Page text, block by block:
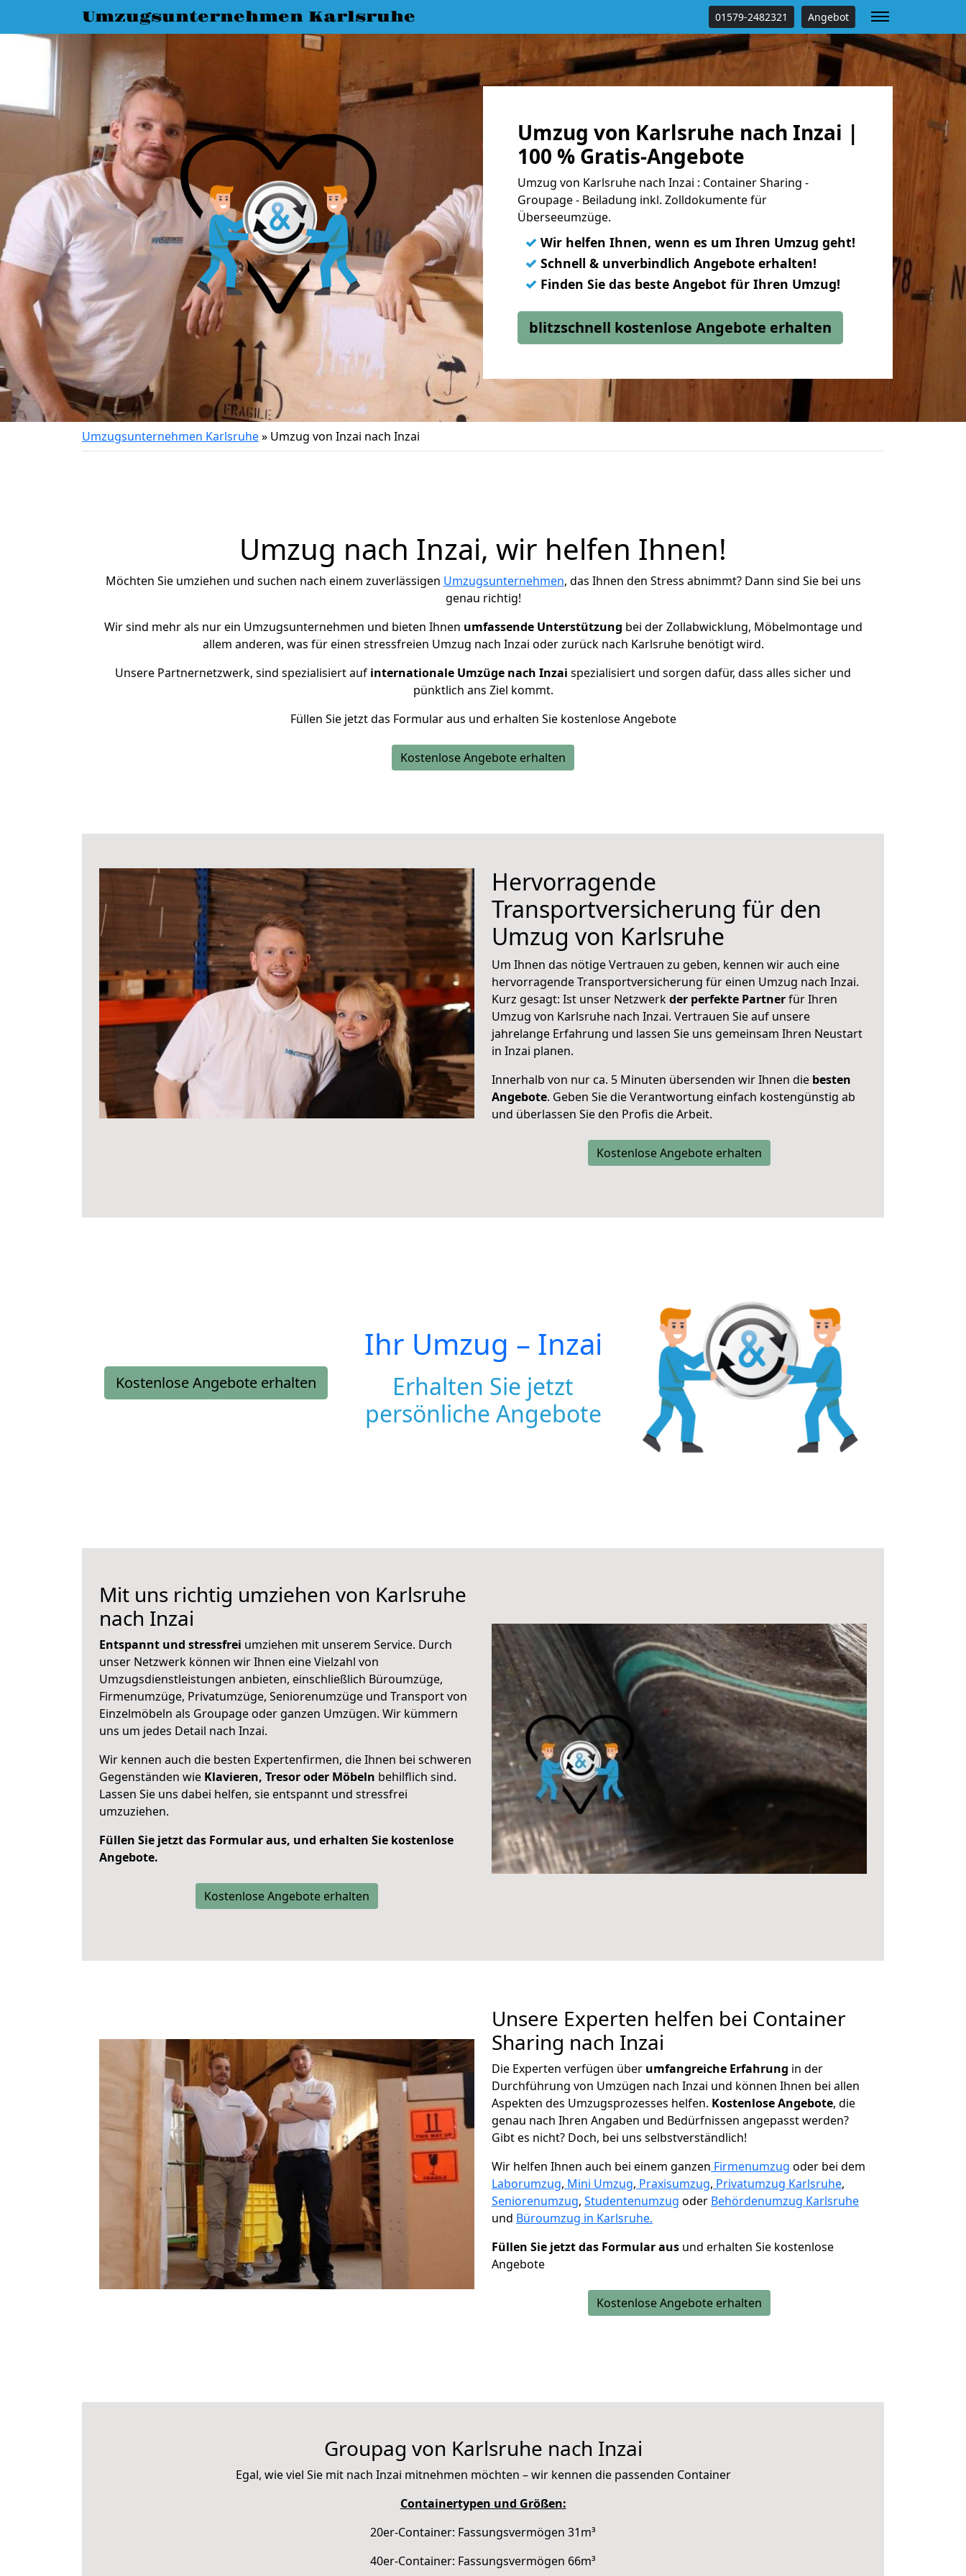
Umzugsunternehmen Karlsruhe 01579-2482321 Angebot
Umzug von Karlsruhe nach Inzai |
100 % Gratis-Angebote
Umzug von Karlsruhe nach Inzai : Container Sharing -
Groupage - Beiladung inkl. Zolldokumente für
Überseeumzüge.
✓ Wir helfen Ihnen, wenn es um Ihren Umzug geht!
✓ Schnell & unverbindlich Angebote erhalten!
✓ Finden Sie das beste Angebot für Ihren Umzug!
blitzschnell kostenlose Angebote erhalten
Umzugsunternehmen Karlsruhe» Umzug von Inzai nach Inzai
Umzug nach Inzai, wir helfen Ihnen!
Möchten Sie umziehen und suchen nach einem zuverlässigen Umzugsunternehmen, das Ihnen den Stress abnimmt? Dann sind Sie bei uns
genau richtig!
Wir sind mehr als nur ein Umzugsunternehmen und bieten Ihnen umfassende Unterstützung bei der Zollabwicklung, Möbelmontage und
allem anderen, was für einen stressfreien Umzug nach Inzai oder zurück nach Karlsruhe benötigt wird.
Unsere Partnernetzwerk, sind spezialisiert auf internationale Umzüge nach Inzai spezialisiert und sorgen dafür, dass alles sicher und
pünktlich ans Ziel kommt.
Füllen Sie jetzt das Formular aus und erhalten Sie kostenlose Angebote
Kostenlose Angebote erhalten
Hervorragende
Transportversicherung für den
Umzug von Karlsruhe
Um Ihnen das nötige Vertrauen zu geben, kennen wir auch eine
hervorragende Transportversicherung für einen Umzug nach Inzai.
Kurz gesagt: Ist unser Netzwerkder perfekte Partnerfür Ihren
Umzug von Karlsruhe nach Inzai. Vertrauen Sie auf unsere
jahrelange Erfahrung und lassen Sie uns gemeinsam Ihren Neustart
in Inzai planen.
Innerhalb von nur ca. 5 Minuten übersenden wir Ihnen die besten
Angebote. Geben Sie die Verantwortung einfach kostengünstig ab
und überlassen Sie den Profis die Arbeit.
Kostenlose Angebote erhalten
Kostenlose Angebote erhalten
Ihr Umzug – Inzai
Erhalten Sie jetzt
persönliche Angebote
Mit uns richtig umziehen von Karlsruhe
nach Inzai
Entspannt und stressfrei umziehen mit unserem Service. Durch
unser Netzwerk können wir Ihnen eine Vielzahl von
Umzugsdienstleistungen anbieten, einschließlich Büroumzüge,
Firmenumzüge, Privatumzüge, Seniorenumzüge und Transport von
Einzelmöbeln als Groupage oder ganzen Umzügen. Wir kümmern
uns um jedes Detail nach Inzai.
Wir kennen auch die besten Expertenfirmen, die Ihnen bei schweren
Gegenständen wie Klavieren, Tresor oder Möbeln behilflich sind.
Lassen Sie uns dabei helfen, sie entspannt und stressfrei
umzuziehen.
Füllen Sie jetzt das Formular aus, und erhalten Sie kostenlose
Angebote.
Kostenlose Angebote erhalten
Unsere Experten helfen bei Container
Sharing nach Inzai
Die Experten verfügen über umfangreiche Erfahrung in der
Durchführung von Umzügen nach Inzai und können Ihnen bei allen
Aspekten des Umzugsprozesses helfen. Kostenlose Angebote, die
genau nach Ihren Angaben und Bedürfnissen angepasst werden?
Gibt es nicht? Doch, bei uns selbstverständlich!
Wir helfen Ihnen auch bei einem ganzen Firmenumzug oder bei dem
Laborumzug, Mini Umzug, Praxisumzug, Privatumzug Karlsruhe,
Seniorenumzug, Studentenumzug oder Behördenumzug Karlsruhe
und Büroumzug in Karlsruhe.
Füllen Sie jetzt das Formular aus und erhalten Sie kostenlose
Angebote
Kostenlose Angebote erhalten
Groupag von Karlsruhe nach Inzai
Egal, wie viel Sie mit nach Inzai mitnehmen möchten – wir kennen die passenden Container
Containertypen und Größen:
20er-Container: Fassungsvermögen 31m³
40er-Container: Fassungsvermögen 66m³